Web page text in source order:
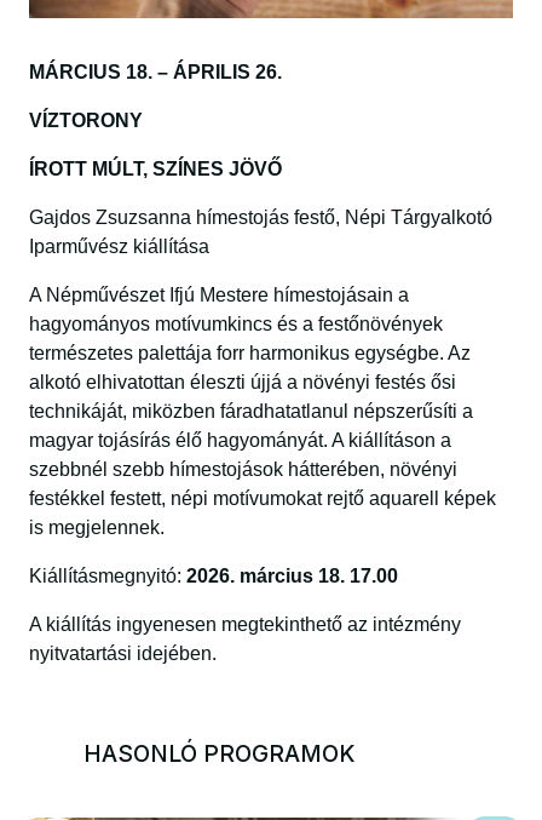
MÁRCIUS 18. – ÁPRILIS 26.
VÍZTORONY
ÍROTT MÚLT, SZÍNES JÖVŐ
Gajdos Zsuzsanna hímestojás festő, Népi Tárgyalkotó
Iparművész kiállítása
A Népművészet Ifjú Mestere hímestojásain a
hagyományos motívumkincs és a festőnövények
természetes palettája forr harmonikus egységbe. Az
alkotó elhivatottan éleszti újjá a növényi festés ősi
technikáját, miközben fáradhatatlanul népszerűsíti a
magyar tojásírás élő hagyományát. A kiállításon a
szebbnél szebb hímestojások hátterében, növényi
festékkel festett, népi motívumokat rejtő aquarell képek
is megjelennek.
Kiállításmegnyitó: 2026. március 18. 17.00
A kiállítás ingyenesen megtekinthető az intézmény
nyitvatartási idejében.
HASONLÓ PROGRAMOK